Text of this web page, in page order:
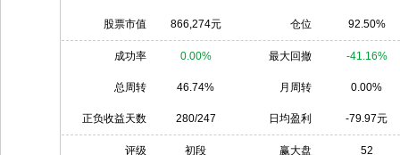
股票市值 866,274元 仓位 92.50%
成功率 0.00% 最大回撤 -41.16%
总周转 46.74% 月周转 0.00%
正负收益天数 280/247 日均盈利 -79.97元
评级 初段 赢大盘 52